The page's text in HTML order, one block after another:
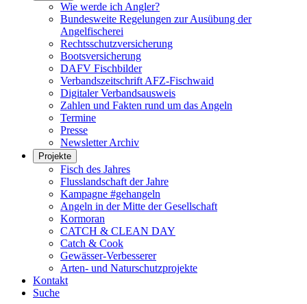
Wie werde ich Angler?
Bundesweite Regelungen zur Ausübung der
Angelfischerei
Rechtsschutzversicherung
Bootsversicherung
DAFV Fischbilder
Verbandszeitschrift AFZ-Fischwaid
Digitaler Verbandsausweis
Zahlen und Fakten rund um das Angeln
Termine
Presse
Newsletter Archiv
Projekte
Fisch des Jahres
Flusslandschaft der Jahre
Kampagne #gehangeln
Angeln in der Mitte der Gesellschaft
Kormoran
CATCH & CLEAN DAY
Catch & Cook
Gewässer-Verbesserer
Arten- und Naturschutzprojekte
Kontakt
Suche